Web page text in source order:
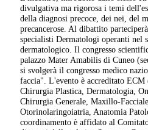
divulgativa ma rigorosa i temi
della diagnosi precoce, dei nei, del
precancerose. Al dibattito
specialisti Dermatologi operanti nel
dermatologico. Il congresso
palazzo Mater Amabilis di Cuneo
si svolgerà il congresso medico
faccia". L'evento è accreditato
Chirurgia Plastica, Dermatologia,
Chirurgia Generale, Maxillo-
Otorinolaringoiatria, Anatomia
coordinamento è affidato al